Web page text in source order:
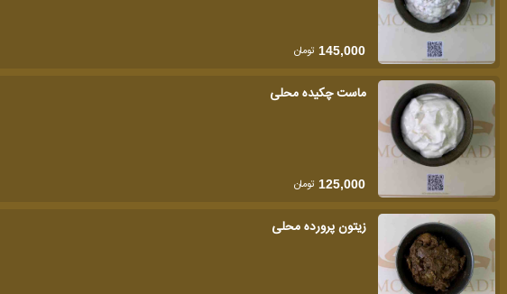
145,000 تومان
ماست چکیده محلی
125,000 تومان
زیتون پرورده محلی